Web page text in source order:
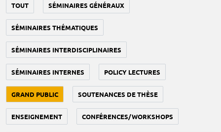
TOUT SÉMINAIRES GÉNÉRAUX
SÉMINAIRES THÉMATIQUES
SÉMINAIRES INTERDISCIPLINAIRES
SÉMINAIRES INTERNES POLICY LECTURES
GRAND PUBLIC SOUTENANCES DE THÈSE
ENSEIGNEMENT CONFÉRENCES/WORKSHOPS